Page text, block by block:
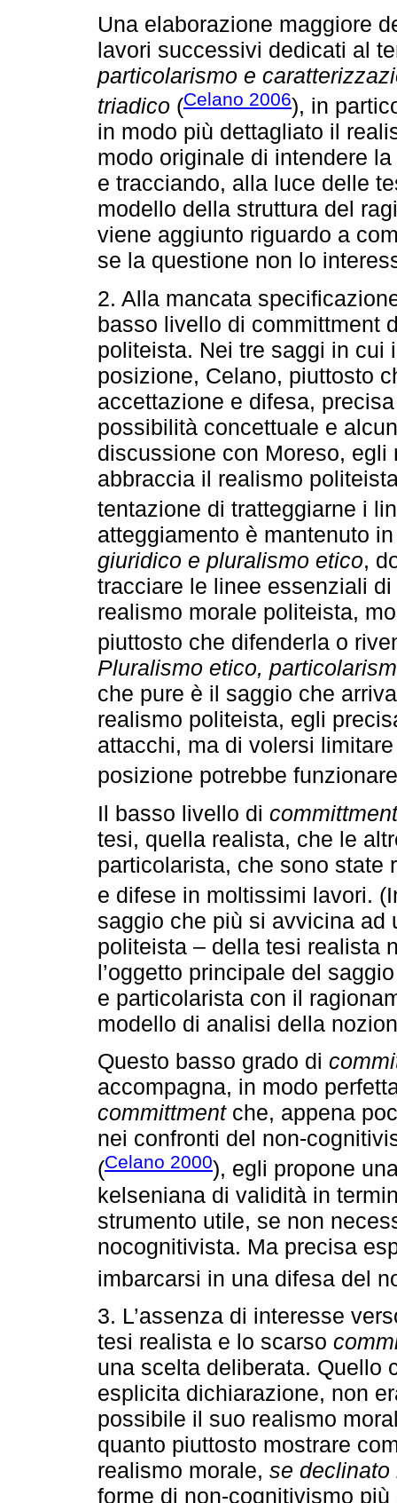
Una elaborazione maggiore
lavori successivi dedicati al
particolarismo e
triadico (Celano 2006), in
in modo più dettagliato il
modo originale di intendere
e tracciando, alla luce delle
modello della struttura del
viene aggiunto riguardo a
se la questione non lo
2. Alla mancata
basso livello di committment
politeista. Nei tre saggi in cui
posizione, Celano, piuttosto
accettazione e difesa,
possibilità concettuale e
discussione con Moreso,
abbraccia il realismo
tentazione di tratteggiarne i
atteggiamento è mantenuto in
giuridico e pluralismo etico,
tracciare le linee essenziali
realismo morale politeista,
piuttosto che difenderla o
Pluralismo etico,
che pure è il saggio che
realismo politeista, egli
attacchi, ma di volersi
posizione potrebbe
Il basso livello di
tesi, quella realista, che le
particolarista, che sono state
e difese in moltissimi lavori.
saggio che più si avvicina
politeista – della tesi realista
l’oggetto principale del
e particolarista con il
modello di analisi della
Questo basso grado di
accompagna, in modo
committment che, appena
nei confronti del non-
(Celano 2000), egli propone
kelseniana di validità in
strumento utile, se non
nocognitivista. Ma precisa
imbarcarsi in una difesa del
3. L’assenza di interesse
tesi realista e lo scarso
una scelta deliberata. Quello
esplicita dichiarazione, non
possibile il suo realismo
quanto piuttosto mostrare
realismo morale, se
forme di non-cognitivismo